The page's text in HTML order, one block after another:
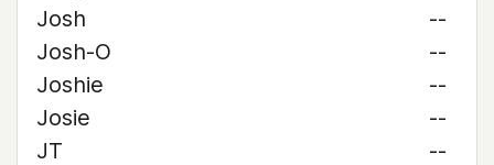
Josh
--
Josh-O
--
Joshie
--
Josie
--
JT
--